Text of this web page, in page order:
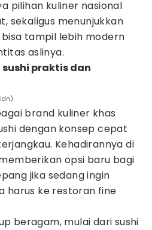
pilihan kuliner nasional
sekaligus menunjukkan
tampil lebih modern
aslinya.
sushi praktis dan
brand kuliner khas
dengan konsep cepat
Kehadirannya di
opsi baru bagi
jika sedang ingin
harus ke restoran fine
beragam, mulai dari sushi